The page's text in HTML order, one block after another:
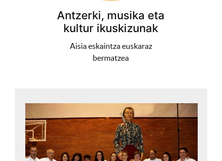
Antzerki, musika eta
kultur ikuskizunak
Aisia eskaintza euskaraz
bermatzea